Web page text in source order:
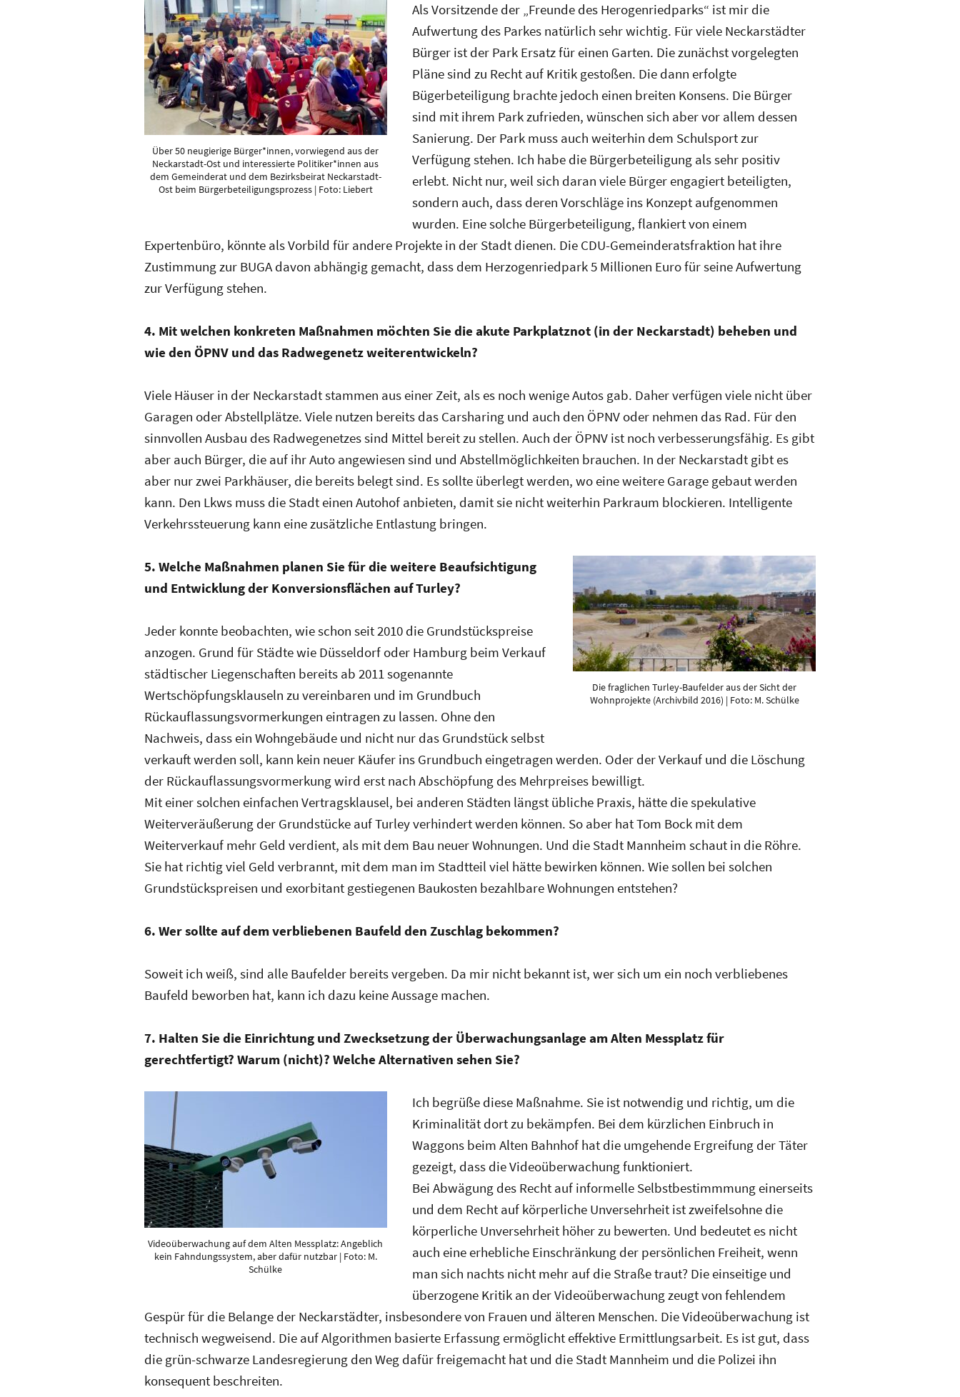
Über 50 neugierige Bürger*innen, vorwiegend aus der
Neckarstadt-Ost und interessierte Politiker*innen aus
dem Gemeinderat und dem Bezirksbeirat Neckarstadt-
Ost beim Bürgerbeteiligungsprozess | Foto: Liebert
Als Vorsitzende der „Freunde des Herogenriedparks“ ist mir die
Aufwertung des Parkes natürlich sehr wichtig. Für viele Neckarstädter
Bürger ist der Park Ersatz für einen Garten. Die zunächst vorgelegten
Pläne sind zu Recht auf Kritik gestoßen. Die dann erfolgte
Bügerbeteiligung brachte jedoch einen breiten Konsens. Die Bürger
sind mit ihrem Park zufrieden, wünschen sich aber vor allem dessen
Sanierung. Der Park muss auch weiterhin dem Schulsport zur
Verfügung stehen. Ich habe die Bürgerbeteiligung als sehr positiv
erlebt. Nicht nur, weil sich daran viele Bürger engagiert beteiligten,
sondern auch, dass deren Vorschläge ins Konzept aufgenommen
wurden. Eine solche Bürgerbeteiligung, flankiert von einem
Expertenbüro, könnte als Vorbild für andere Projekte in der Stadt dienen. Die CDU-Gemeinderatsfraktion hat ihre
Zustimmung zur BUGA davon abhängig gemacht, dass dem Herzogenriedpark 5 Millionen Euro für seine Aufwertung
zur Verfügung stehen.
4. Mit welchen konkreten Maßnahmen möchten Sie die akute Parkplatznot (in der Neckarstadt) beheben und
wie den ÖPNV und das Radwegenetz weiterentwickeln?
Viele Häuser in der Neckarstadt stammen aus einer Zeit, als es noch wenige Autos gab. Daher verfügen viele nicht über
Garagen oder Abstellplätze. Viele nutzen bereits das Carsharing und auch den ÖPNV oder nehmen das Rad. Für den
sinnvollen Ausbau des Radwegenetzes sind Mittel bereit zu stellen. Auch der ÖPNV ist noch verbesserungsfähig. Es gibt
aber auch Bürger, die auf ihr Auto angewiesen sind und Abstellmöglichkeiten brauchen. In der Neckarstadt gibt es
aber nur zwei Parkhäuser, die bereits belegt sind. Es sollte überlegt werden, wo eine weitere Garage gebaut werden
kann. Den Lkws muss die Stadt einen Autohof anbieten, damit sie nicht weiterhin Parkraum blockieren. Intelligente
Verkehrssteuerung kann eine zusätzliche Entlastung bringen.
Die fraglichen Turley-Baufelder aus der Sicht der
Wohnprojekte (Archivbild 2016) | Foto: M. Schülke
5. Welche Maßnahmen planen Sie für die weitere Beaufsichtigung
und Entwicklung der Konversionsflächen auf Turley?
Jeder konnte beobachten, wie schon seit 2010 die Grundstückspreise
anzogen. Grund für Städte wie Düsseldorf oder Hamburg beim Verkauf
städtischer Liegenschaften bereits ab 2011 sogenannte
Wertschöpfungsklauseln zu vereinbaren und im Grundbuch
Rückauflassungsvormerkungen eintragen zu lassen. Ohne den
Nachweis, dass ein Wohngebäude und nicht nur das Grundstück selbst
verkauft werden soll, kann kein neuer Käufer ins Grundbuch eingetragen werden. Oder der Verkauf und die Löschung
der Rückauflassungsvormerkung wird erst nach Abschöpfung des Mehrpreises bewilligt.
Mit einer solchen einfachen Vertragsklausel, bei anderen Städten längst übliche Praxis, hätte die spekulative
Weiterveräußerung der Grundstücke auf Turley verhindert werden können. So aber hat Tom Bock mit dem
Weiterverkauf mehr Geld verdient, als mit dem Bau neuer Wohnungen. Und die Stadt Mannheim schaut in die Röhre.
Sie hat richtig viel Geld verbrannt, mit dem man im Stadtteil viel hätte bewirken können. Wie sollen bei solchen
Grundstückspreisen und exorbitant gestiegenen Baukosten bezahlbare Wohnungen entstehen?
6. Wer sollte auf dem verbliebenen Baufeld den Zuschlag bekommen?
Soweit ich weiß, sind alle Baufelder bereits vergeben. Da mir nicht bekannt ist, wer sich um ein noch verbliebenes
Baufeld beworben hat, kann ich dazu keine Aussage machen.
7. Halten Sie die Einrichtung und Zwecksetzung der Überwachungsanlage am Alten Messplatz für
gerechtfertigt? Warum (nicht)? Welche Alternativen sehen Sie?
Videoüberwachung auf dem Alten Messplatz: Angeblich
kein Fahndungssystem, aber dafür nutzbar | Foto: M.
Schülke
Ich begrüße diese Maßnahme. Sie ist notwendig und richtig, um die
Kriminalität dort zu bekämpfen. Bei dem kürzlichen Einbruch in
Waggons beim Alten Bahnhof hat die umgehende Ergreifung der Täter
gezeigt, dass die Videoüberwachung funktioniert.
Bei Abwägung des Recht auf informelle Selbstbestimmmung einerseits
und dem Recht auf körperliche Unversehrheit ist zweifelsohne die
körperliche Unversehrheit höher zu bewerten. Und bedeutet es nicht
auch eine erhebliche Einschränkung der persönlichen Freiheit, wenn
man sich nachts nicht mehr auf die Straße traut? Die einseitige und
überzogene Kritik an der Videoüberwachung zeugt von fehlendem
Gespür für die Belange der Neckarstädter, insbesondere von Frauen und älteren Menschen. Die Videoüberwachung ist
technisch wegweisend. Die auf Algorithmen basierte Erfassung ermöglicht effektive Ermittlungsarbeit. Es ist gut, dass
die grün-schwarze Landesregierung den Weg dafür freigemacht hat und die Stadt Mannheim und die Polizei ihn
konsequent beschreiten.